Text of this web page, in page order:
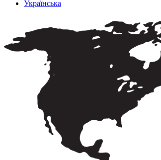
Українська